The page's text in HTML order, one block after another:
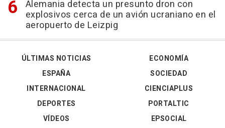
Alemania detecta un presunto dron con
explosivos cerca de un avión ucraniano en el
aeropuerto de Leizpig
ÚLTIMAS NOTICIAS
ESPAÑA
INTERNACIONAL
DEPORTES
VÍDEOS
ECONOMÍA
SOCIEDAD
CIENCIAPLUS
PORTALTIC
EPSOCIAL